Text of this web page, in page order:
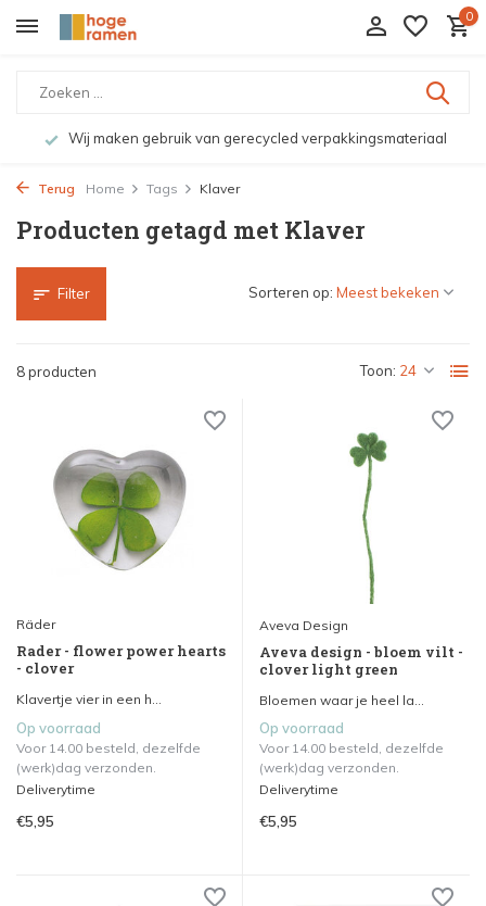
0
Wij maken gebruik van gerecycled verpakkingsmateriaal
Terug Home Tags Klaver
Producten getagd met Klaver
Filter
8 producten Toon:
Sorteren op:
Räder
Rader - flower power hearts
- clover
Klavertje vier in een h...
Op voorraad
Voor 14.00 besteld, dezelfde
(werk)dag verzonden.
Deliverytime
€5,95
Aveva Design
Aveva design - bloem vilt -
clover light green
Bloemen waar je heel la...
Op voorraad
Voor 14.00 besteld, dezelfde
(werk)dag verzonden.
Deliverytime
€5,95